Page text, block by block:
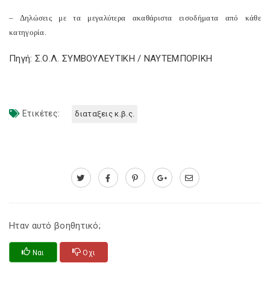
– Δηλώσεις με τα μεγαλύτερα ακαθάριστα εισοδήματα από κάθε
κατηγορία.
Πηγή: Σ.Ο.Λ. ΣΥΜΒΟΥΛΕΥΤΙΚΗ / ΝΑΥΤΕΜΠΟΡΙΚΗ
Ετικέτες: διαταξεις κ.β.ς.
Ηταν αυτό βοηθητικό;
Ναι Οχι